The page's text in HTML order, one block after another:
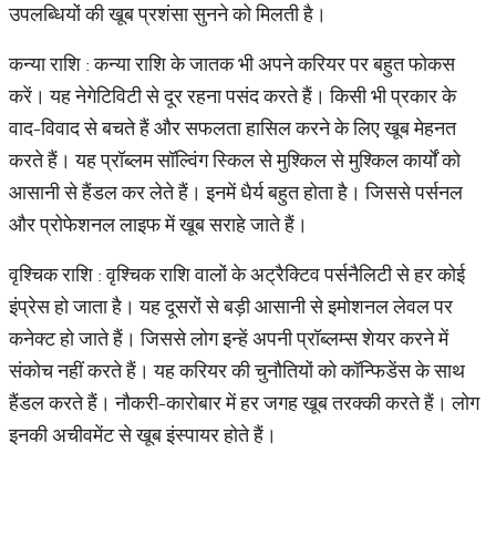
उपलब्धियों की खूब प्रशंसा सुनने को मिलती है।
कन्या राशि : कन्या राशि के जातक भी अपने करियर पर बहुत फोकस
करें। यह नेगेटिविटी से दूर रहना पसंद करते हैं। किसी भी प्रकार के
वाद-विवाद से बचते हैं और सफलता हासिल करने के लिए खूब मेहनत
करते हैं। यह प्रॉब्लम सॉल्विंग स्किल से मुश्किल से मुश्किल कार्यों को
आसानी से हैंडल कर लेते हैं। इनमें धैर्य बहुत होता है। जिससे पर्सनल
और प्रोफेशनल लाइफ में खूब सराहे जाते हैं।
वृश्चिक राशि : वृश्चिक राशि वालों के अट्रैक्टिव पर्सनैलिटी से हर कोई
इंप्रेस हो जाता है। यह दूसरों से बड़ी आसानी से इमोशनल लेवल पर
कनेक्ट हो जाते हैं। जिससे लोग इन्हें अपनी प्रॉब्लम्स शेयर करने में
संकोच नहीं करते हैं। यह करियर की चुनौतियों को कॉन्फिडेंस के साथ
हैंडल करते हैं। नौकरी-कारोबार में हर जगह खूब तरक्की करते हैं। लोग
इनकी अचीवमेंट से खूब इंस्पायर होते हैं।